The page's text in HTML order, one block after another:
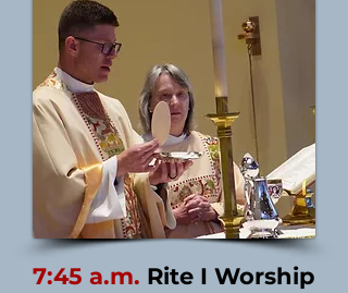
7:45 a.m. Rite I Worship